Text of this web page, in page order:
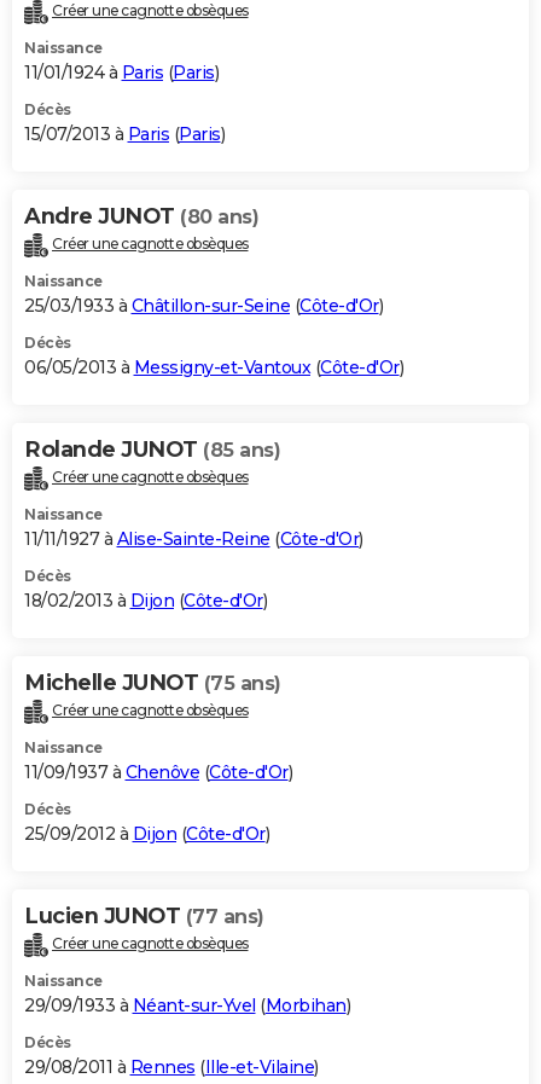
Créer une cagnotte obsèques
Naissance
11/01/1924 à Paris (Paris)
Décès
15/07/2013 à Paris (Paris)
Andre JUNOT (80 ans)
Créer une cagnotte obsèques
Naissance
25/03/1933 à Châtillon-sur-Seine (Côte-d'Or)
Décès
06/05/2013 à Messigny-et-Vantoux(Côte-d'Or)
Rolande JUNOT (85 ans)
Créer une cagnotte obsèques
Naissance
11/11/1927 à Alise-Sainte-Reine (Côte-d'Or)
Décès
18/02/2013 à Dijon (Côte-d'Or)
Michelle JUNOT (75 ans)
Créer une cagnotte obsèques
Naissance
11/09/1937 à Chenôve (Côte-d'Or)
Décès
25/09/2012 à Dijon (Côte-d'Or)
Lucien JUNOT (77 ans)
Créer une cagnotte obsèques
Naissance
29/09/1933 à Néant-sur-Yvel (Morbihan)
Décès
29/08/2011 à Rennes (Ille-et-Vilaine)